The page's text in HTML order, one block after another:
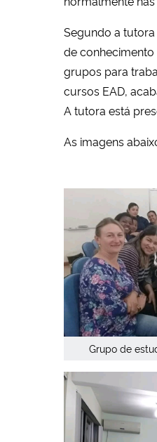
Segundo a
de
grupos para
cursos EAD,
A tutora está
As imagens
Grupo de